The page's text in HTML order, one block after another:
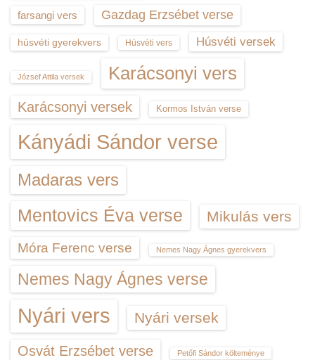
farsangi vers Gazdag Erzsébet verse
húsvéti gyerekvers Húsvéti vers Húsvéti versek
József Attila versek Karácsonyi vers
Karácsonyi versek Kormos István verse
Kányádi Sándor verse
Madaras vers
Mentovics Éva verse Mikulás vers
Móra Ferenc verse Nemes Nagy Ágnes gyerekvers
Nemes Nagy Ágnes verse
Nyári vers Nyári versek
Osvát Erzsébet verse Petőfi Sándor költeménye